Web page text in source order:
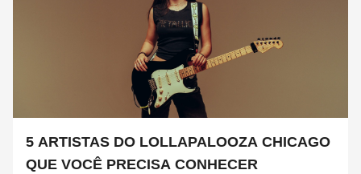
5 ARTISTAS DO LOLLAPALOOZA CHICAGO
QUE VOCÊ PRECISA CONHECER